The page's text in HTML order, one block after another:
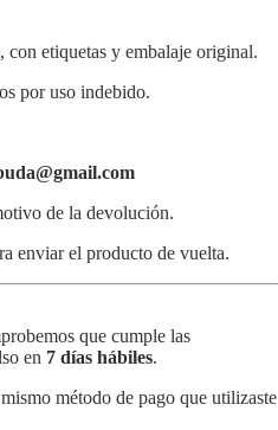
, con etiquetas y embalaje original.
por uso indebido.
de la devolución.
enviar el producto de vuelta.
que cumple las
en 7 días hábiles.
método de pago que utilizaste